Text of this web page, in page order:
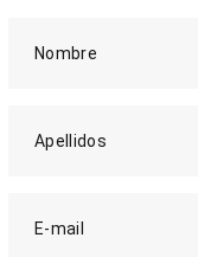
Nombre
Apellidos
E-mail